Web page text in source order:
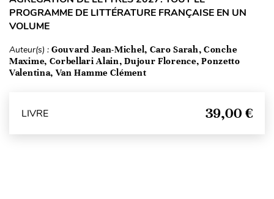
PROGRAMME DE LITTÉRATURE FRANÇAISE EN UN
VOLUME
Auteur(s) : Gouvard Jean-Michel, Caro Sarah, Conche
Maxime, Corbellari Alain, Dujour Florence, Ponzetto
Valentina, Van Hamme Clément
LIVRE 39,00 €